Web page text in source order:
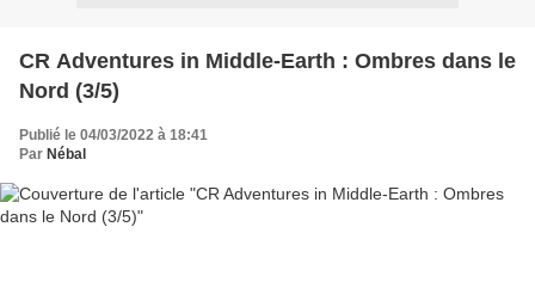
CR Adventures in Middle-Earth : Ombres dans le
Nord (3/5)
Publié le 04/03/2022 à 18:41
Par Nébal